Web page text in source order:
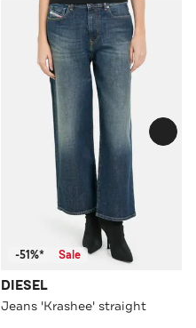
-51%* Sale
DIESEL
Jeans 'Krashee' straight